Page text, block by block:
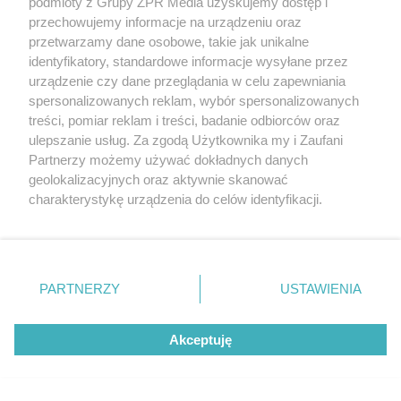
rok zbiory będą obfite
Jesień w Pepco! Stylowe kubki i
dodatki w świetnych cenach
ZOBACZ WIĘCEJ
przechowujemy informacje na urządzeniu oraz
przetwarzamy dane osobowe, takie jak unikalne
identyfikatory, standardowe informacje wysyłane przez
urządzenie czy dane przeglądania w celu zapewniania
spersonalizowanych reklam, wybór spersonalizowanych
treści, pomiar reklam i treści, badanie odbiorców oraz
ulepszanie usług. Za zgodą Użytkownika my i Zaufani
Partnerzy możemy używać dokładnych danych
geolokalizacyjnych oraz aktywnie skanować
charakterystykę urządzenia do celów identyfikacji.
zmienić/wycofać klikając przycisk ustawień prywatności
znajdujący się w lewym dolnym rogu strony
rodzaje przetwarzania danych nie wymagają zgody
użytkownika, ale masz prawo sprzeciwić się takiemu
przetwarzaniu. Preferencje będą miały zastosowanie tylko
PARTNERZY USTAWIENIA
Akceptuję